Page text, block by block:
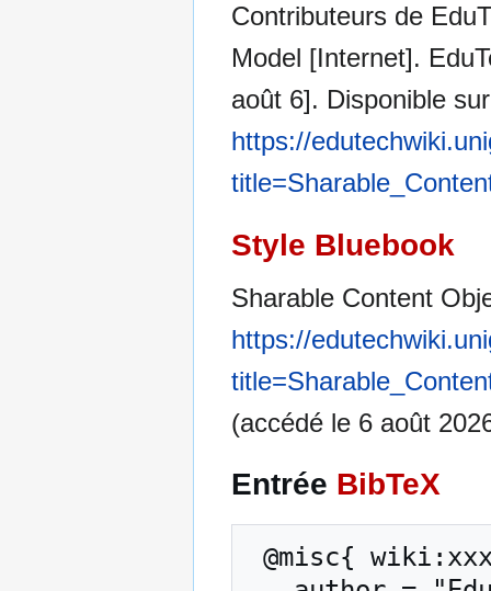
Contributeurs de
Model [Internet].
août 6]. Disponible
https://
Style Bluebook
Sharable Content
https://
(accédé le 6 août
Entrée BibTeX